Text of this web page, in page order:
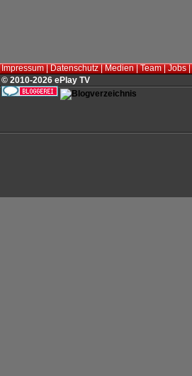
Impressum|Datenschutz|Medien|Team|Jobs|
© 2010-2026 ePlay TV